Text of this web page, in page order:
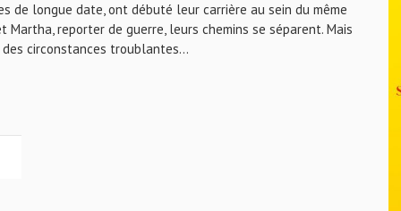
de longue date, ont débuté leur carrière au sein du même
Martha, reporter de guerre, leurs chemins se séparent. Mais
circonstances troublantes…